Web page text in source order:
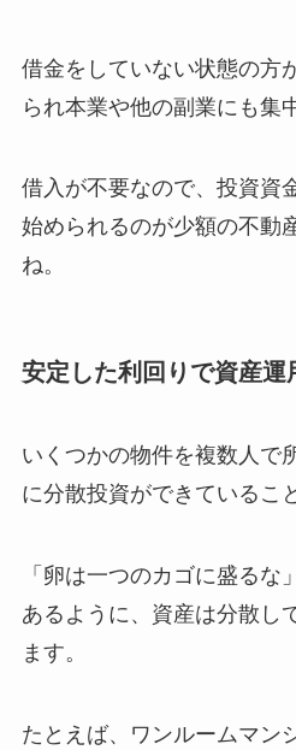
借金をしていない状態の方
られ本業や他の副業にも集
借入が不要なので、投資資
始められるのが少額の不動
ね。
安定した利回りで資産運
いくつかの物件を複数人で
に分散投資ができているこ
「卵は一つのカゴに盛るな
あるように、資産は分散し
ます。
たとえば、ワンルームマン